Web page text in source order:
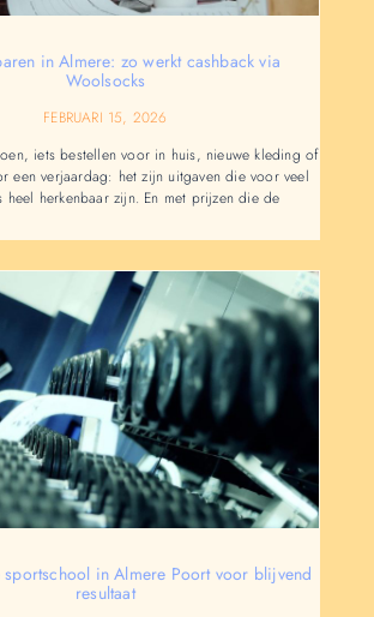
in Almere: zo werkt cashback via
Woolsocks
FEBRUARI 15, 2026
iets bestellen voor in huis, nieuwe kleding of
een verjaardag: het zijn uitgaven die voor veel
heel herkenbaar zijn. En met prijzen die de
sportschool in Almere Poort voor blijvend
resultaat